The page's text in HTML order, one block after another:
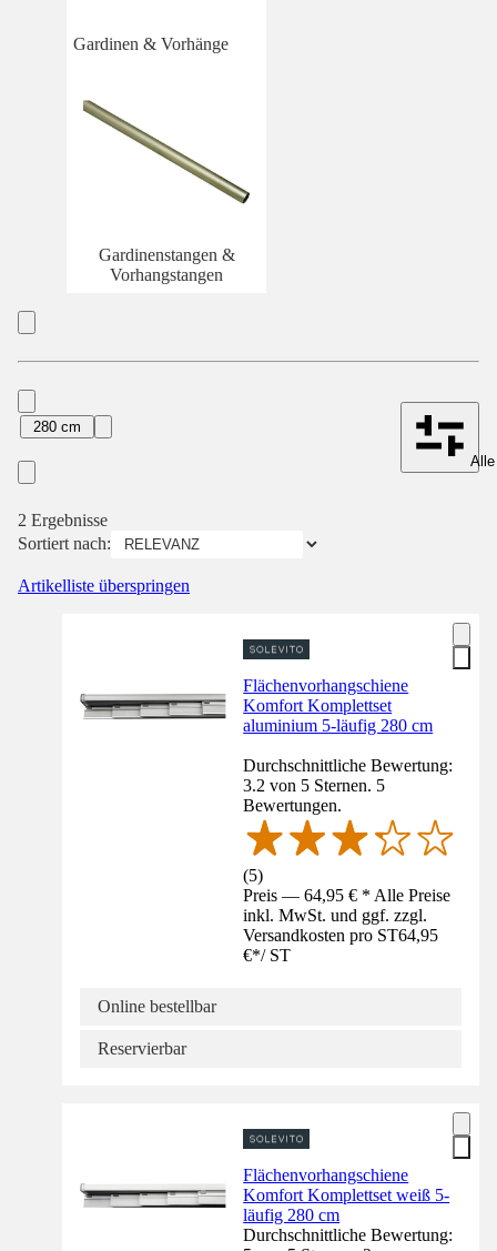
Gardinen & Vorhänge
Gardinenstangen &
Vorhangstangen
280 cm
2 Ergebnisse
Sortiert nach:
Artikelliste überspringen
Flächenvorhangschiene
Komfort Komplettset
aluminium 5-läufig 280 cm
Durchschnittliche Bewertung:
3.2 von 5 Sternen. 5
Bewertungen.
(5)
Preis — 64,95 € * Alle Preise
inkl. MwSt. und ggf. zzgl.
Versandkosten pro ST64,95
€*/ ST
Online bestellbar
Reservierbar
Flächenvorhangschiene
Komfort Komplettset weiß 5-
läufig 280 cm
Durchschnittliche Bewertung: